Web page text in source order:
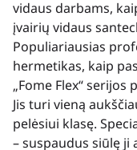
vidaus darbams,
įvairių vidaus
Populiariausias
hermetikas, kaip
„Fome Flex“ serijos
Jis turi vieną
pelėsiui klasę.
– suspaudus siūlę